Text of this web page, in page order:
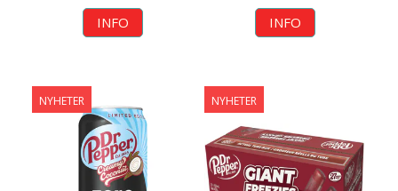
INFO INFO
NYHETER NYHETER